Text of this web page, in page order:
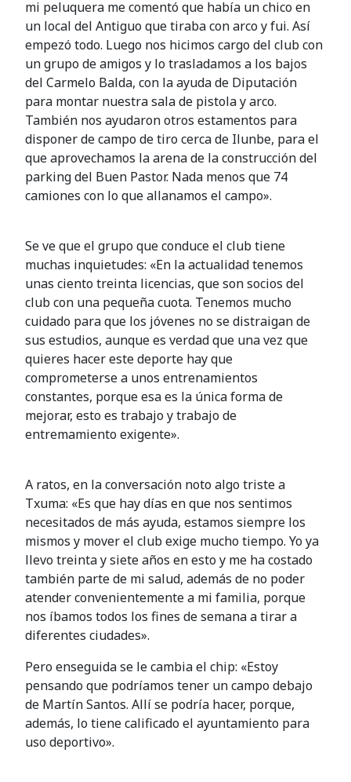
mi peluquera me comentó que había un chico en
un local del Antiguo que tiraba con arco y fui. Así
empezó todo. Luego nos hicimos cargo del club con
un grupo de amigos y lo trasladamos a los bajos
del Carmelo Balda, con la ayuda de Diputación
para montar nuestra sala de pistola y arco.
También nos ayudaron otros estamentos para
disponer de campo de tiro cerca de Ilunbe, para el
que aprovechamos la arena de la construcción del
parking del Buen Pastor. Nada menos que 74
camiones con lo que allanamos el campo».
Se ve que el grupo que conduce el club tiene
muchas inquietudes: «En la actualidad tenemos
unas ciento treinta licencias, que son socios del
club con una pequeña cuota. Tenemos mucho
cuidado para que los jóvenes no se distraigan de
sus estudios, aunque es verdad que una vez que
quieres hacer este deporte hay que
comprometerse a unos entrenamientos
constantes, porque esa es la única forma de
mejorar, esto es trabajo y trabajo de
entremamiento exigente».
A ratos, en la conversación noto algo triste a
Txuma: «Es que hay días en que nos sentimos
necesitados de más ayuda, estamos siempre los
mismos y mover el club exige mucho tiempo. Yo ya
llevo treinta y siete años en esto y me ha costado
también parte de mi salud, además de no poder
atender convenientemente a mi familia, porque
nos íbamos todos los fines de semana a tirar a
diferentes ciudades».
Pero enseguida se le cambia el chip: «Estoy
pensando que podríamos tener un campo debajo
de Martín Santos. Allí se podría hacer, porque,
además, lo tiene calificado el ayuntamiento para
uso deportivo».